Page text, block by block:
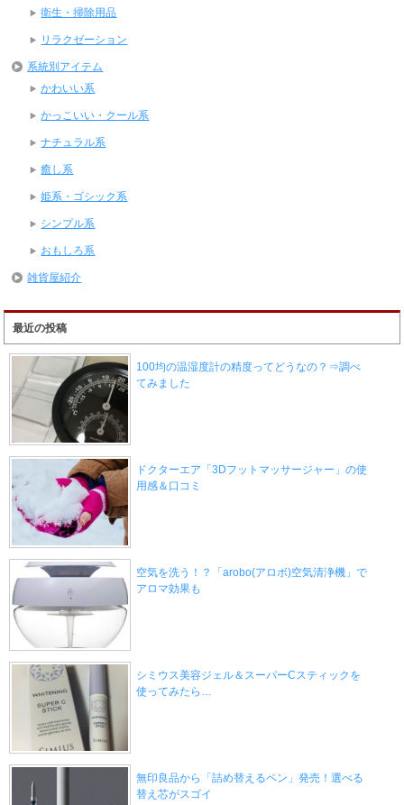
衛生・掃除用品
リラクゼーション
系統別アイテム
かわいい系
かっこいい・クール系
ナチュラル系
癒し系
姫系・ゴシック系
シンプル系
おもしろ系
雑貨屋紹介
最近の投稿
100均の温湿度計の精度ってどうなの？⇒調べ
てみました
ドクターエア「3Dフットマッサージャー」の使
用感＆口コミ
空気を洗う！？「arobo(アロボ)空気清浄機」で
アロマ効果も
シミウス美容ジェル＆スーパーCスティックを
使ってみたら…
無印良品から「詰め替えるペン」発売！選べる
替え芯がスゴイ